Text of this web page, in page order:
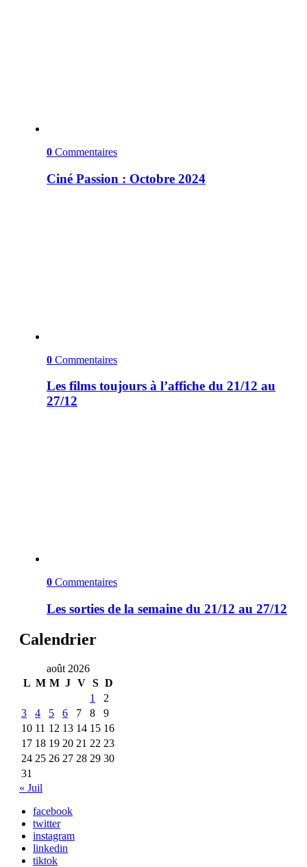
0 Commentaires
Ciné Passion : Octobre 2024
0 Commentaires
Les films toujours à l’affiche du 21/12 au
27/12
0 Commentaires
Les sorties de la semaine du 21/12 au 27/12
Calendrier
août 2026
L M M J V S D
1
2
3
4 5 6 7 8
9
10 11 12 13 14 15 16
17 18 19 20 21 22 23
24 25 26 27 28 29 30
31
« Juil
facebook
twitter
instagram
linkedin
tiktok